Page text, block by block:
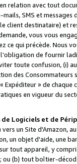
relation avec tout
SMS et
client destinataire) et
vous vous
ce qui précède. Nous
de fournir
toute confusion, (i)
des
» de
en vigueur du
de Logiciels et de
un Site d'Amazon,
un objet d'aide, une
tout appareil, y
(b) tout boîtier-